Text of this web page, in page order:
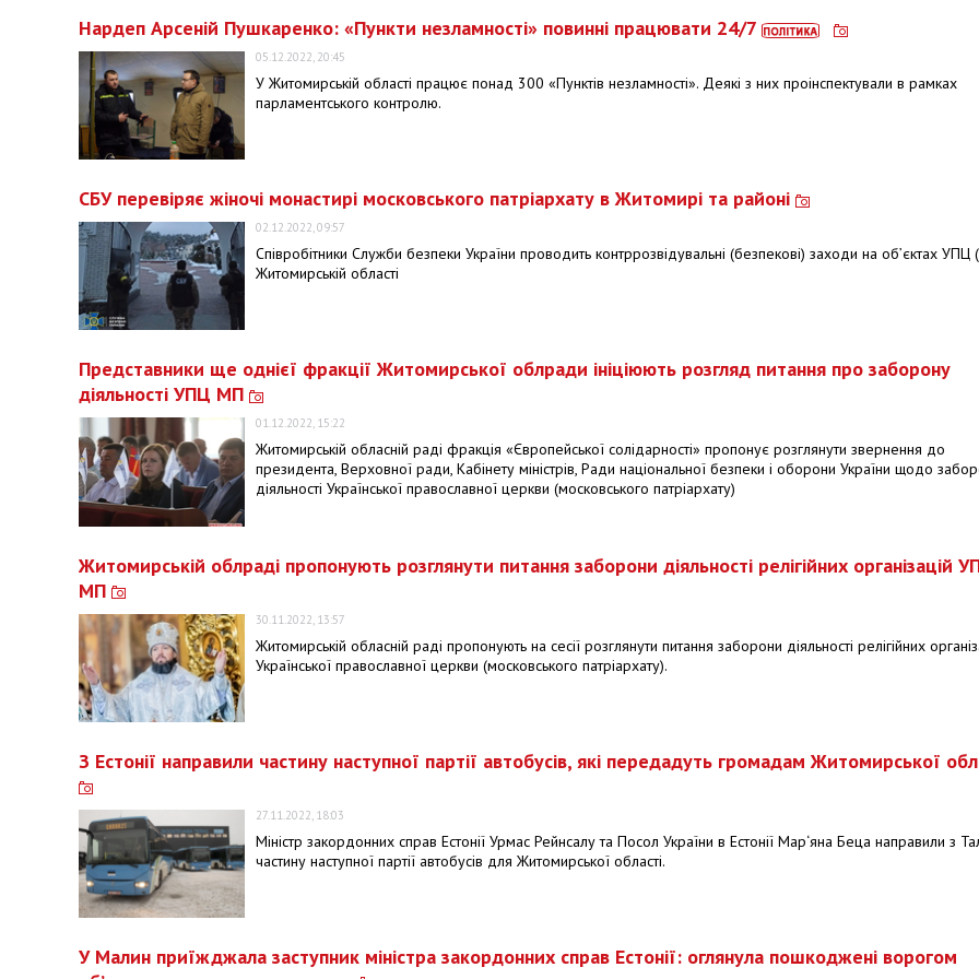
Нардеп Арсеній Пушкаренко: «Пункти незламності» повинні працювати 24/7
05.12.2022, 20:45
У Житомирській області працює понад 300 «Пунктів незламності». Деякі з них проінспектували в рамках
парламентського контролю.
СБУ перевіряє жіночі монастирі московського патріархату в Житомирі та районі
02.12.2022, 09:57
Співробітники Служби безпеки України проводить контррозвідувальні (безпекові) заходи на об’єктах
Житомирській області
Представники ще однієї фракції Житомирської облради ініціюють розгляд питання про заборону
діяльності УПЦ МП
01.12.2022, 15:22
Житомирській обласній раді фракція «Європейської солідарності» пропонує розглянути звернення до
президента, Верховної ради, Кабінету міністрів, Ради національної безпеки і оборони України щодо
діяльності Української православної церкви (московського патріархату)
Житомирській облраді пропонують розглянути питання заборони діяльності релігійних організацій
МП
30.11.2022, 13:57
Житомирській обласній раді пропонують на сесії розглянути питання заборони діяльності релігійних
Української православної церкви (московського патріархату).
З Естонії направили частину наступної партії автобусів, які передадуть громадам Житомирської
27.11.2022, 18:03
Міністр закордонних справ Естонії Урмас Рейнсалу та Посол України в Естонії Мар‘яна Беца направили з
частину наступної партії автобусів для Житомирської області.
У Малин приїжджала заступник міністра закордонних справ Естонії: оглянула пошкоджені ворогом